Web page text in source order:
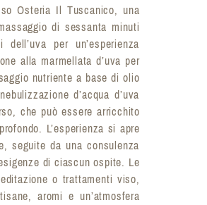
Osteria Il Tuscanico, una
di sessanta minuti
per un’esperienza
alla marmellata d’uva per
nutriente a base di olio
d’acqua d’uva
che può essere arricchito
L’esperienza si apre
seguite da una consulenza
di ciascun ospite. Le
o trattamenti viso,
aromi e un’atmosfera